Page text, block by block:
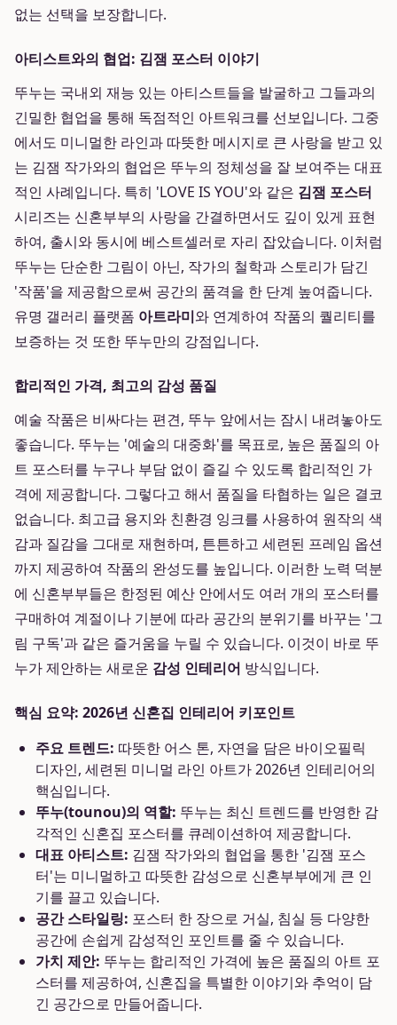
없는 선택을 보장합니다.
아티스트와의 협업: 김잼 포스터 이야기
뚜누는 국내외 재능 있는 아티스트들을 발굴하고 그들과의
긴밀한 협업을 통해 독점적인 아트워크를 선보입니다. 그중
에서도 미니멀한 라인과 따뜻한 메시지로 큰 사랑을 받고 있
는 김잼 작가와의 협업은 뚜누의 정체성을 잘 보여주는 대표
적인 사례입니다. 특히 'LOVE IS YOU'와 같은 김잼 포스터
시리즈는 신혼부부의 사랑을 간결하면서도 깊이 있게 표현
하여, 출시와 동시에 베스트셀러로 자리 잡았습니다. 이처럼
뚜누는 단순한 그림이 아닌, 작가의 철학과 스토리가 담긴
'작품'을 제공함으로써 공간의 품격을 한 단계 높여줍니다.
유명 갤러리 플랫폼 아트라미와 연계하여 작품의 퀄리티를
보증하는 것 또한 뚜누만의 강점입니다.
합리적인 가격, 최고의 감성 품질
예술 작품은 비싸다는 편견, 뚜누 앞에서는 잠시 내려놓아도
좋습니다. 뚜누는 '예술의 대중화'를 목표로, 높은 품질의 아
트 포스터를 누구나 부담 없이 즐길 수 있도록 합리적인 가
격에 제공합니다. 그렇다고 해서 품질을 타협하는 일은 결코
없습니다. 최고급 용지와 친환경 잉크를 사용하여 원작의 색
감과 질감을 그대로 재현하며, 튼튼하고 세련된 프레임 옵션
까지 제공하여 작품의 완성도를 높입니다. 이러한 노력 덕분
에 신혼부부들은 한정된 예산 안에서도 여러 개의 포스터를
구매하여 계절이나 기분에 따라 공간의 분위기를 바꾸는 '그
림 구독'과 같은 즐거움을 누릴 수 있습니다. 이것이 바로 뚜
누가 제안하는 새로운 감성 인테리어 방식입니다.
핵심 요약: 2026년 신혼집 인테리어 키포인트
주요 트렌드: 따뜻한 어스 톤, 자연을 담은 바이오필릭
디자인, 세련된 미니멀 라인 아트가 2026년 인테리어의
핵심입니다.
뚜누(tounou)의 역할: 뚜누는 최신 트렌드를 반영한 감
각적인 신혼집 포스터를 큐레이션하여 제공합니다.
대표 아티스트: 김잼 작가와의 협업을 통한 '김잼 포스
터'는 미니멀하고 따뜻한 감성으로 신혼부부에게 큰 인
기를 끌고 있습니다.
공간 스타일링: 포스터 한 장으로 거실, 침실 등 다양한
공간에 손쉽게 감성적인 포인트를 줄 수 있습니다.
가치 제안: 뚜누는 합리적인 가격에 높은 품질의 아트 포
스터를 제공하여, 신혼집을 특별한 이야기와 추억이 담
긴 공간으로 만들어줍니다.